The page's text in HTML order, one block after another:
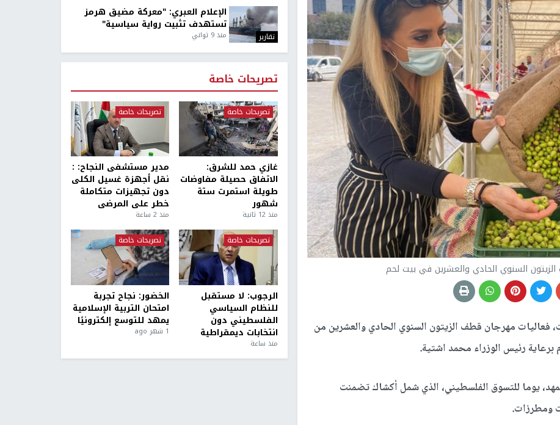
السنوي الحادي والعشرين في بيت لحم
فعاليات مهرجان قطف الزيتون السنوي الحادي والعشرين من
رئيس الوزراء محمد اشتية.
يوما للتسوق الفلسطيني، الذي شمل أكشاك تضمنت
ومطرزات.
تقارير
الإعلام العبري: "معركة مضيق هرمز
تستهدف تثبيت رواية سياسية"
منذ 9 ثواني
تصريحات خاصة
تصريحات خاصة
غازي حمد للشرق:
الاتفاق حصيلة مفاوضات
طويلة استمرت ستة
شهور
منذ 12 ثانية
تصريحات خاصة
مدير مستشفى النجاح: :
نقل أجهزة غسيل الكلى
دون تجهيزات متكاملة
خطر على المرضى
منذ 2 ساعة
تصريحات خاصة
الرجوب: لا مستقبل
للنظام السياسي
الفلسطيني دون
انتخابات ديمقراطية
منذ ساعة
تصريحات خاصة
الخضور: نجاح تجربة
امتحان التربية الإسلامية
يمهد للتوسع إلكترونيًا
1 شهر ago